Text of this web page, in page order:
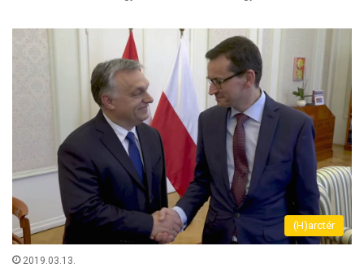
(H)arctér
2019.03.13.